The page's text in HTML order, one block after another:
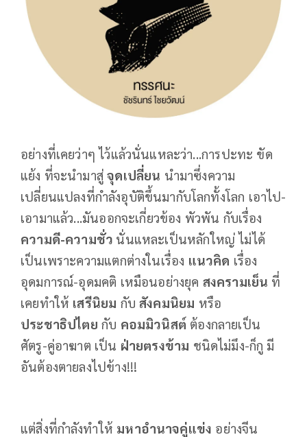
อย่างที่เคยว่าๆ ไว้แล้วนั่นแหละว่า...การปะทะ ขัด
แย้ง ที่จะนำมาสู่จุดเปลี่ยน นำมาซึ่งความ
เปลี่ยนแปลงที่กำลังอุบัติขึ้นมากับโลกทั้งโลก เอาไป-
เอามาแล้ว...มันออกจะเกี่ยวข้อง พัวพัน กับเรื่อง
ความดี-ความชั่ว นั่นแหละเป็นหลักใหญ่ ไม่ได้
เป็นเพราะความแตกต่างในเรื่อง แนวคิด เรื่อง
อุดมการณ์-อุดมคติ เหมือนอย่างยุค สงครามเย็น ที่
เคยทำให้ เสรีนิยม กับสังคมนิยม หรือ
ประชาธิปไตย กับ คอมมิวนิสต์ ต้องกลายเป็น
ศัตรู-คู่อาฆาต เป็น ฝ่ายตรงข้าม ชนิดไม่มึง-ก็กู มี
อันต้องตายลงไปข้าง!!!
แต่สิ่งที่กำลังทำให้ มหาอำนาจคู่แข่ง อย่างจีน